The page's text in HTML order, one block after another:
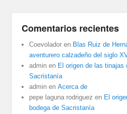
Comentarios recientes
Coevolador en Blas Ruiz de
aventurero calzadeño del siglo
admin en El origen de las tinajas
Sacristanía
admin enAcerca de
pepe laguna rodriguez en El
bodega de Sacristanía